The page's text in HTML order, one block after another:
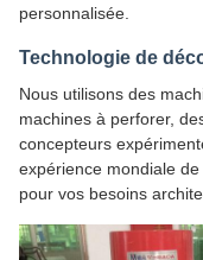
personnalisée.
Technologie de
Nous utilisons des
machines à perforer,
concepteurs
expérience mondiale
pour vos besoins